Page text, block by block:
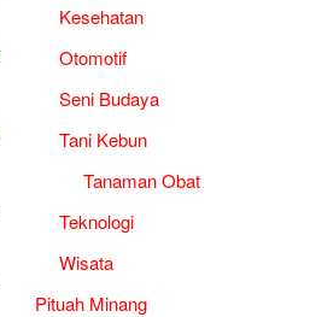
Kesehatan
Otomotif
Seni Budaya
Tani Kebun
Tanaman Obat
Teknologi
Wisata
Pituah Minang